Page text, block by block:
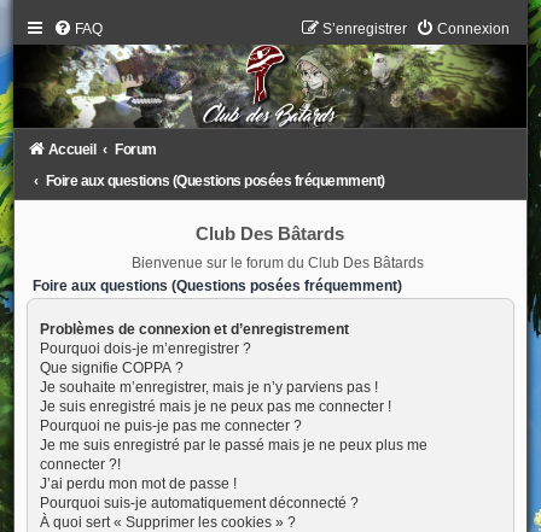
FAQ Connexion
S’enregistrer
Accueil
Forum
Foire aux questions (Questions posées fréquemment)
Club Des Bâtards
Bienvenue sur le forum du Club Des Bâtards
Foire aux questions (Questions posées fréquemment)
Problèmes de connexion et d’enregistrement
Pourquoi dois-je m’enregistrer ?
Que signifie COPPA ?
Je souhaite m’enregistrer, mais je n’y parviens pas !
Je suis enregistré mais je ne peux pas me connecter !
Pourquoi ne puis-je pas me connecter ?
Je me suis enregistré par le passé mais je ne peux plus me
connecter ?!
J’ai perdu mon mot de passe !
Pourquoi suis-je automatiquement déconnecté ?
À quoi sert « Supprimer les cookies » ?